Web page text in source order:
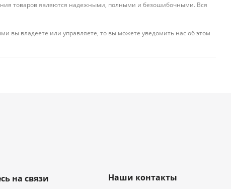
товаров являются надежными, полными и безошибочными. Вся
вы владеете или управляете, то вы можете уведомить нас об этом
на связи Наши контакты